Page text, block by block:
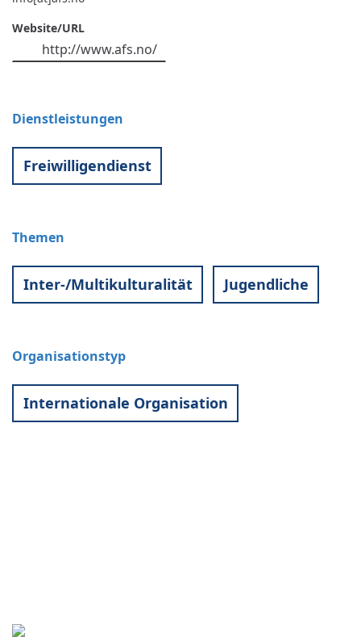
Website/URL
http://www.afs.no/
Dienstleistungen
Freiwilligendienst
Themen
Inter-/Multikulturalität Jugendliche
Organisationstyp
Internationale Organisation